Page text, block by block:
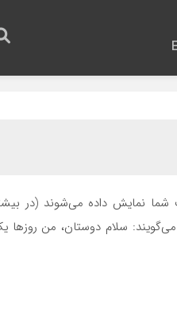
شما نمایش داده می‌شوند (در
می‌گویند: سلام دوستان، من روزها